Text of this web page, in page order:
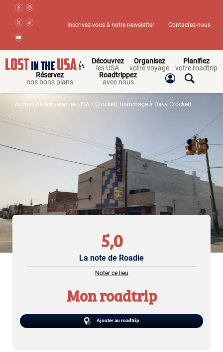
Inscrivez-vous à notre newsletter Contactez-nous
Découvrez
les USA
Organisez
votre voyage
Planifiez
votre roadtrip
Réservez
nos bons plans
Roadtrippez
avec nous
Accueil / Découvrez les USA / Crockett, hommage à Davy Crockett
5,0
La note de Roadie
Noter ce lieu
Mon roadtrip
Ajouter au roadtrip